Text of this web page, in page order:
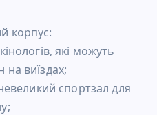
корпус:
які можуть
виїздах;
спортзал для